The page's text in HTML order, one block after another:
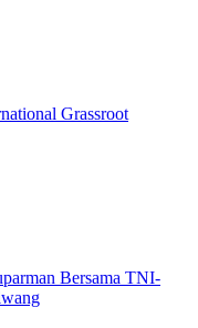
Grassroot
Bersama TNI-